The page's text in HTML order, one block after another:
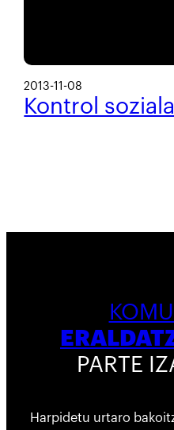
2013-11-08
Kontrol
PARTE
Harpidetu urtaro